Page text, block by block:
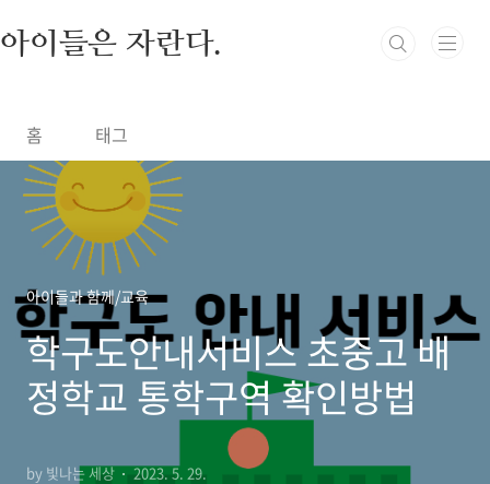
아이들은 자란다.
홈 태그
아이들과 함께/교육
학구도안내서비스 초중고 배
정학교 통학구역 확인방법
by 빛나는 세상 2023. 5. 29.